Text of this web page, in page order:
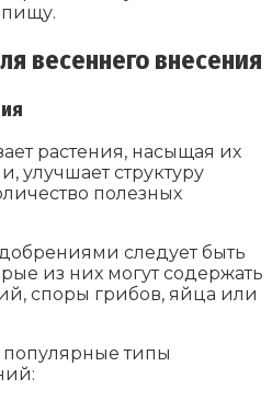
пищу.
весеннего внесения
растения, насыщая их
улучшает структуру
полезных
следует быть
из них могут содержать
споры грибов, яйца или
типы